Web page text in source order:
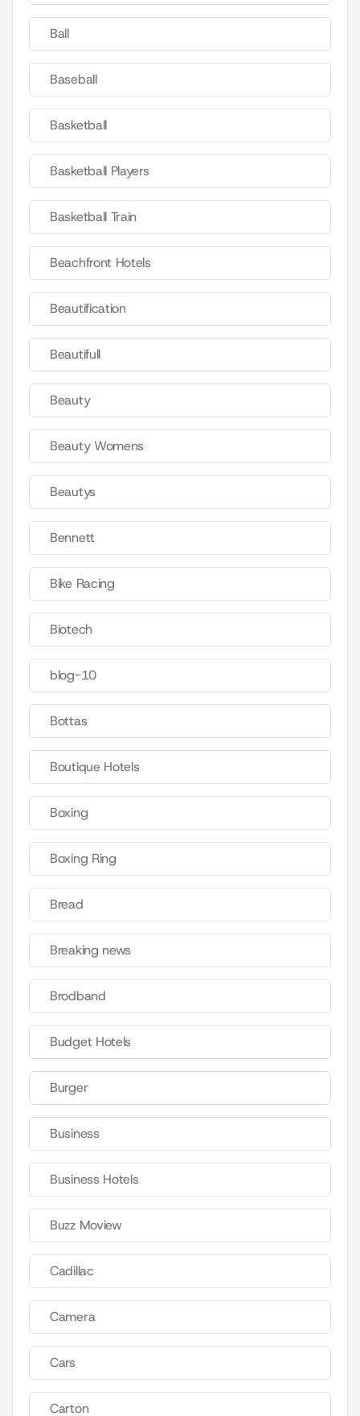
Ball
Baseball
Basketball
Basketball Players
Basketball Train
Beachfront Hotels
Beautification
Beautifull
Beauty
Beauty Womens
Beautys
Bennett
Bike Racing
Biotech
blog-10
Bottas
Boutique Hotels
Boxing
Boxing Ring
Bread
Breaking news
Brodband
Budget Hotels
Burger
Business
Business Hotels
Buzz Moview
Cadillac
Camera
Cars
Carton